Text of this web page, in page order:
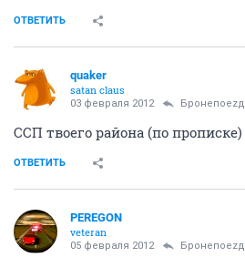
ОТВЕТИТЬ
quaker
satan claus
03 февраля 2012 Бронепоеzд
ССП твоего района (по прописке)
ОТВЕТИТЬ
PEREGON
veteran
05 февраля 2012 Бронепоеzд